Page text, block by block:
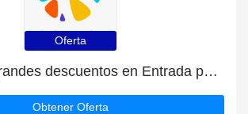
Oferta
Disfruta de grandes descuentos en Entrada para la Torre N de Seúl
Obtener Oferta